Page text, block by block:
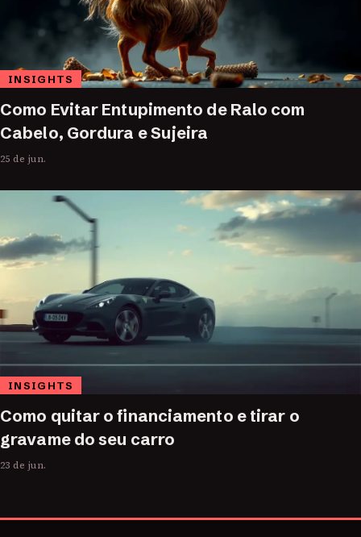
INSIGHTS
Como Evitar Entupimento de Ralo com
Cabelo, Gordura e Sujeira
25 de jun.
INSIGHTS
Como quitar o financiamento e tirar o
gravame do seu carro
23 de jun.